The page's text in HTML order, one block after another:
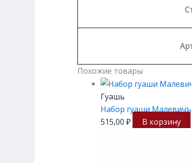
Похожие товары
Гуашь
Набор гуаши
515,00 ₽ В корзину